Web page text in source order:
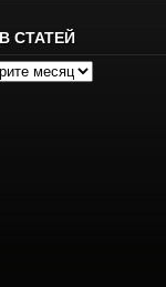
СТАТЕЙ